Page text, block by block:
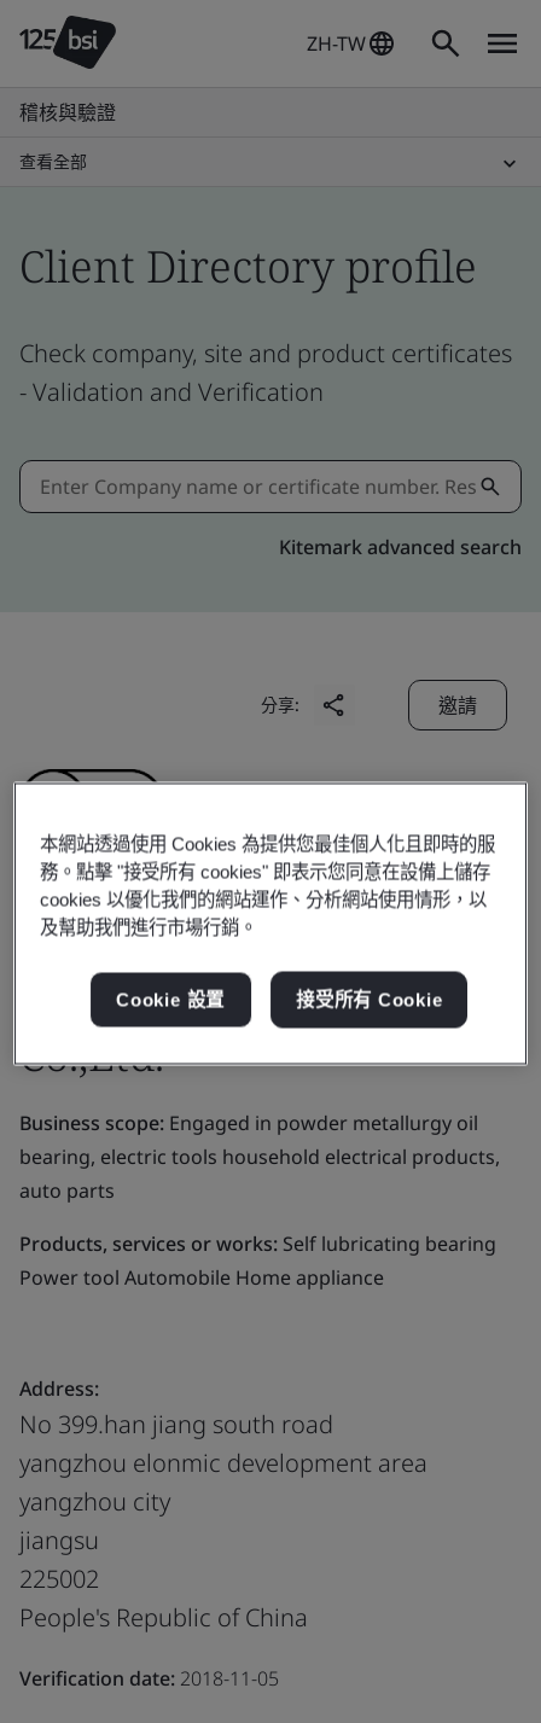
ZH-TW
稽核與驗證
查看全部
Client Directory profile
Check company, site and product certificates
- Validation and Verification
Kitemark advanced search
分享: 邀請
Porite YangZhou
Technology&industry
Co.,Ltd.
Business scope: Engaged in powder metallurgy oil
bearing, electric tools household electrical products,
auto parts
Products, services or works: Self lubricating bearing
Power tool Automobile Home appliance
Address:
No 399.han jiang south road
yangzhou elonmic development area
yangzhou city
jiangsu
225002
People's Republic of China
Verification date: 2018-11-05
本網站透過使用 Cookies 為提供您最佳個人化且即時的服
務。點擊 "接受所有 cookies" 即表示您同意在設備上儲存
cookies 以優化我們的網站運作、分析網站使用情形，以
及幫助我們進行市場行銷。
Cookie 設置 接受所有 Cookie